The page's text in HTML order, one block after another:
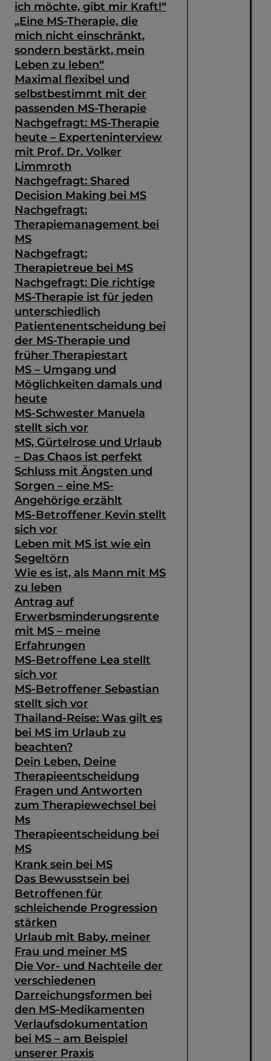
ich möchte, gibt mir Kraft!“
„Eine MS-Therapie, die
mich nicht einschränkt,
sondern bestärkt, mein
Leben zu leben“
Maximal flexibel und
selbstbestimmt mit der
passenden MS-Therapie
Nachgefragt: MS-Therapie
heute – Experteninterview
mit Prof. Dr. Volker
Limmroth
Nachgefragt: Shared
Decision Making bei MS
Nachgefragt:
Therapiemanagement bei
MS
Nachgefragt:
Therapietreue bei MS
Nachgefragt: Die richtige
MS-Therapie ist für jeden
unterschiedlich
Patientenentscheidung bei
der MS-Therapie und
früher Therapiestart
MS – Umgang und
Möglichkeiten damals und
heute
MS-Schwester Manuela
stellt sich vor
MS, Gürtelrose und Urlaub
– Das Chaos ist perfekt
Schluss mit Ängsten und
Sorgen – eine MS-
Angehörige erzählt
MS-Betroffener Kevin stellt
sich vor
Leben mit MS ist wie ein
Segeltörn
Wie es ist, als Mann mit MS
zu leben
Antrag auf
Erwerbsminderungsrente
mit MS – meine
Erfahrungen
MS-Betroffene Lea stellt
sich vor
MS-Betroffener Sebastian
stellt sich vor
Thailand-Reise: Was gilt es
bei MS im Urlaub zu
beachten?
Dein Leben, Deine
Therapieentscheidung
Fragen und Antworten
zum Therapiewechsel bei
Ms
Therapieentscheidung bei
MS
Krank sein bei MS
Das Bewusstsein bei
Betroffenen für
schleichende Progression
stärken
Urlaub mit Baby, meiner
Frau und meiner MS
Die Vor- und Nachteile der
verschiedenen
Darreichungsformen bei
den MS-Medikamenten
Verlaufsdokumentation
bei MS – am Beispiel
unserer Praxis